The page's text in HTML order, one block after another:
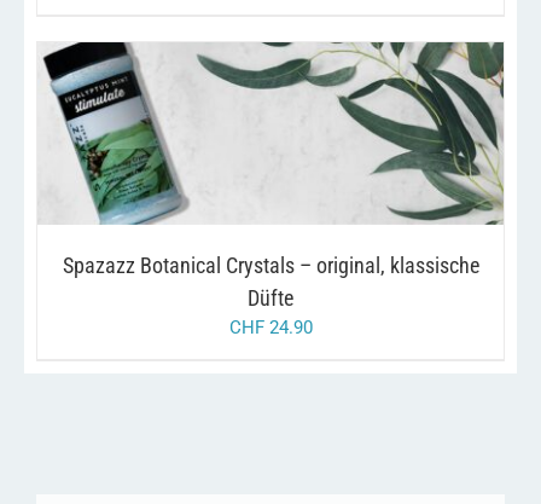
GEWÄHLT
WERDEN
AUSFÜHRUNG WÄHLEN
DIESES
PRODUKT
MEHRERE
VARIANTEN
DIE
AUF
DETAILS
Spazazz Botanical Crystals – original, klassische
Düfte
CHF24.90